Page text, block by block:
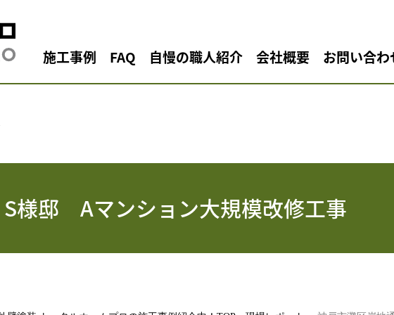
施工事例 FAQ 自慢の職人紹介 会社概要 お問い合わ
様邸 Aマンション大規模改修工事